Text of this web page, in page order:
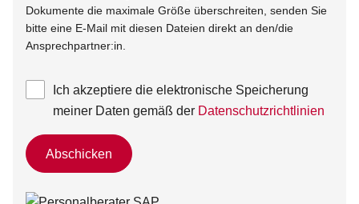
Dokumente die maximale Größe überschreiten, senden Sie
bitte eine E-Mail mit diesen Dateien direkt an den/die
Ansprechpartner:in.
Ich akzeptiere die elektronische Speicherung
meiner Daten gemäß der Datenschutzrichtlinien
Abschicken